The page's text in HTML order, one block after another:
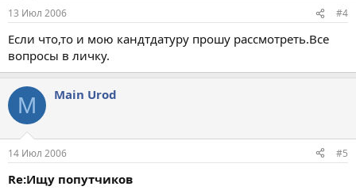
13 Июл 2006 #4
Если что,то и мою кандтдатуру прошу рассмотреть.Все
вопросы в личку.
M Main Urod
14 Июл 2006 #5
Re:Ищу попутчиков